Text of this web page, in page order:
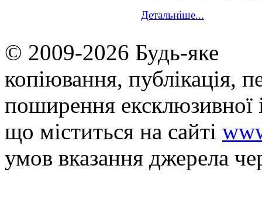
Детальніше...
© 2009-2026 Будь-яке
копiювання, публiкацiя,
поширення
що мiститься на сайті
умов вказання джерела